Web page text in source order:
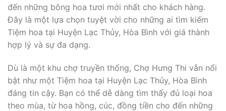
đến những bông hoa tươi mới nhất cho khách hàng.
Đây là một lựa chọn tuyệt vời cho những ai tìm kiếm
Tiệm hoa tại Huyện Lạc Thủy, Hòa Bình với giá thành
hợp lý và sự đa dạng.
Dù là một khu chợ truyền thống, Chợ Hưng Thi vẫn nổi
bật như một Tiệm hoa tại Huyện Lạc Thủy, Hòa Bình
đáng tin cậy. Bạn có thể dễ dàng tìm thấy đủ loại hoa
theo mùa, từ hoa hồng, cúc, đồng tiền cho đến những